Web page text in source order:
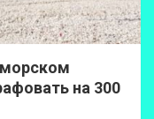
на 300